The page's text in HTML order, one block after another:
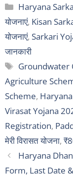
Categories
Haryana
योजनाएं, Kisan
योजनाएं, Sarkari
जानकारी
Tags
Groundwater
Agriculture
Scheme,
Virasat Yojana
Registration,
मेरी विरासत योजना,
Haryana
Form, Last Date